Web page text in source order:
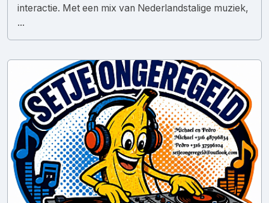
interactie. Met een mix van Nederlandstalige muziek,
...